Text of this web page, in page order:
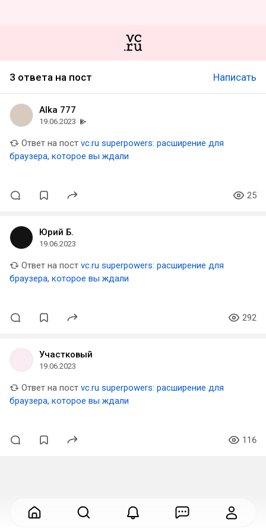
3 ответа на пост Написать
Alka 777
19.06.2023
Ответ на пост vc.ru superpowers: расширение для
браузера, которое вы ждали
25
Юрий Б.
19.06.2023
Ответ на пост vc.ru superpowers: расширение для
браузера, которое вы ждали
292
Участковый
19.06.2023
Ответ на пост vc.ru superpowers: расширение для
браузера, которое вы ждали
116